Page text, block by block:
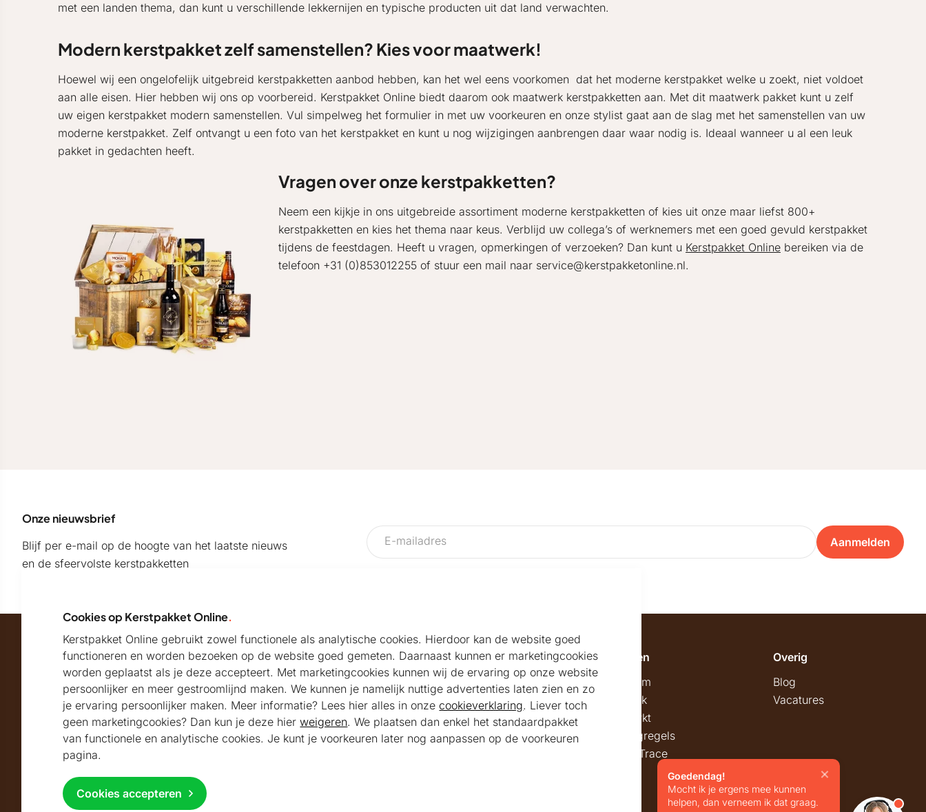
met een landen thema, dan kunt u verschillende lekkernijen en typische producten uit dat land verwachten.
Modern kerstpakket zelf samenstellen? Kies voor maatwerk!
Hoewel wij een ongelofelijk uitgebreid kerstpakketten aanbod hebben, kan het wel eens voorkomen dat het moderne kerstpakket welke u zoekt, niet voldoet
aan alle eisen. Hier hebben wij ons op voorbereid. Kerstpakket Online biedt daarom ook maatwerk kerstpakketten aan. Met dit maatwerk pakket kunt u zelf
uw eigen kerstpakket modern samenstellen. Vul simpelweg het formulier in met uw voorkeuren en onze stylist gaat aan de slag met het samenstellen van uw
moderne kerstpakket. Zelf ontvangt u een foto van het kerstpakket en kunt u nog wijzigingen aanbrengen daar waar nodig is. Ideaal wanneer u al een leuk
pakket in gedachten heeft.
Vragen over onze kerstpakketten?
Neem een kijkje in ons uitgebreide assortiment moderne kerstpakketten of kies uit onze maar liefst 800+
kerstpakketten en kies het thema naar keus. Verblijd uw collega’s of werknemers met een goed gevuld kerstpakket
tijdens de feestdagen. Heeft u vragen, opmerkingen of verzoeken? Dan kunt u Kerstpakket Online bereiken via de
telefoon +31 (0)853012255 of stuur een mail naar service@kerstpakketonline.nl.
Onze nieuwsbrief
Blijf per e-mail op de hoogte van het laatste nieuws
en de sfeervolste kerstpakketten
Aanmelden
Maatschappelijk partner van
Beoordeeld met
Uitstekend
beoordeeld
Volg ons
Helpdesk
Veelgestelde vragen
Klantenservice
Bel ons
085 301 22 55 (NL)
Algemeen
Showroom
Maatwerk
Kerstmarkt
Belastingregels
Track & Trace
Overig
Blog
Vacatures
Goedendag!
Mocht ik je ergens mee kunnen
helpen, dan verneem ik dat graag.
Cookies op Kerstpakket Online.
Kerstpakket Online gebruikt zowel functionele als analytische cookies. Hierdoor kan de website goed
functioneren en worden bezoeken op de website goed gemeten. Daarnaast kunnen er marketingcookies
worden geplaatst als je deze accepteert. Met marketingcookies kunnen wij de ervaring op onze website
persoonlijker en meer gestroomlijnd maken. We kunnen je namelijk nuttige advertenties laten zien en zo
je ervaring persoonlijker maken. Meer informatie? Lees hier alles in onze cookieverklaring. Liever toch
geen marketingcookies? Dan kun je deze hierweigeren. We plaatsen dan enkel het standaardpakket
van functionele en analytische cookies. Je kunt je voorkeuren later nog aanpassen op de voorkeuren
pagina.
Cookies accepteren